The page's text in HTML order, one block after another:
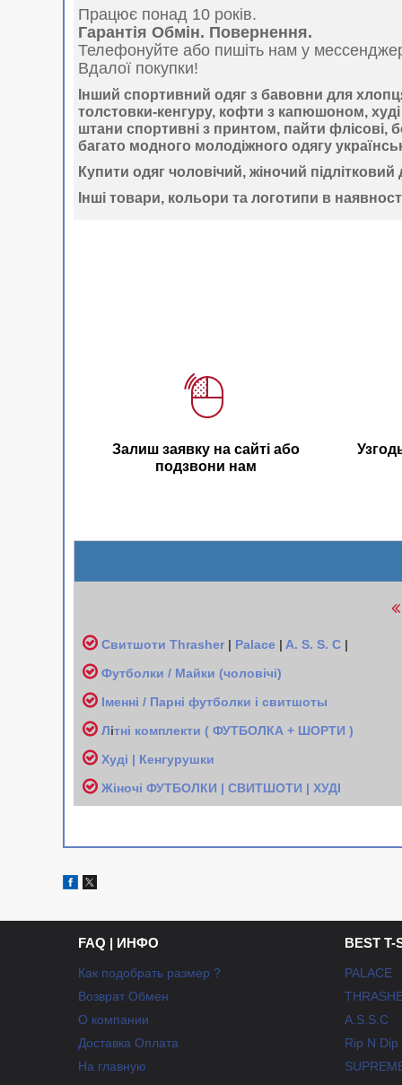
Працює понад 10 років.
Гарантія Обмін. Повернення.
Телефонуйте або пишіть нам у
Вдалої покупки!
Інший спортивний одяг з бавовни для
толстовки-кенгуру, кофти з капюшоном, худі
штани спортивні з принтом, пайти флісові,
багато модного молодіжного одягу
Купити одяг чоловічий, жіночий
Інші товари, кольори та логотипи в
Залиш заявку на сайті або
подзвони нам
Свитшоти Thrasher | Palace | A. S. S. C |
Футболки / Майки (чоловічі)
Іменні / Парні футболки і свитшоты
Літні комплекти ( ФУТБОЛКА + ШОРТИ )
Худі | Кенгурушки
Жіночі ФУТБОЛКИ | СВИТШОТИ | ХУДІ
FAQ | ИНФО
Как подобрать размер ?
Возврат Обмен
О компании
Доставка Оплата
На главную
BEST T-
PALACE
A.S.S.C
Rip N Dip